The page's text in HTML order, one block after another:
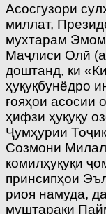
Асосгузори
миллат,
мухтарам
Маҷлиси Олӣ
доштанд, ки
ҳуқуқбунёдро
ғояҳои асосии
ҳифзи ҳуқуқу
Ҷумҳурии
Созмони
комилҳуқуқи
принсипҳои
риоя намуда,
муштараки